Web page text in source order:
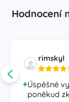
Hodnocení
rimskyl
Úspěšné
poněkud